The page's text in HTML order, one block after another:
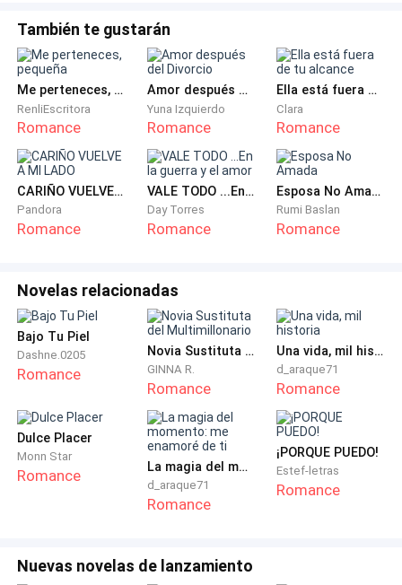
También te gustarán
Me perteneces, pequeña
RenliEscritora
Romance
Amor después del Divorcio
Yuna Izquierdo
Romance
Ella está fuera de tu alcance
Clara
Romance
CARIÑO VUELVE A MI LADO
Pandora
Romance
VALE TODO ...En la guerra y el amor
Day Torres
Romance
Esposa No Amada
Rumi Baslan
Romance
Novelas relacionadas
Bajo Tu Piel
Dashne.0205
Romance
Novia Sustituta del Multimillonario
GINNA R.
Romance
Una vida, mil historia
d_araque71
Romance
Dulce Placer
Monn Star
Romance La magia del momento: me enamoré de ti
d_araque71
Romance
¡PORQUE PUEDO!
Estef-letras
Romance
Nuevas novelas de lanzamiento